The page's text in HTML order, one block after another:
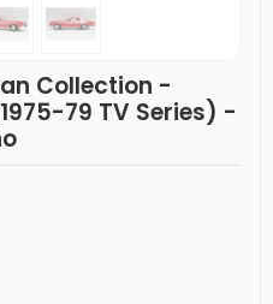
Collection -
79 TV Series) -